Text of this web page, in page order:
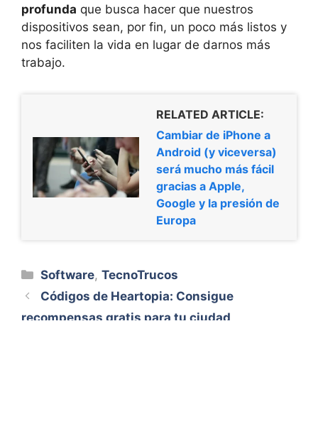
profunda que busca hacer que nuestros
dispositivos sean, por fin, un poco más listos y
nos faciliten la vida en lugar de darnos más
trabajo.
RELATED ARTICLE:
Cambiar de iPhone a
Android (y viceversa)
será mucho más fácil
gracias a Apple,
Google y la presión de
Europa
Categorías
Software,TecnoTrucos
Códigos de Heartopia: Consigue
recompensas gratis para tu ciudad